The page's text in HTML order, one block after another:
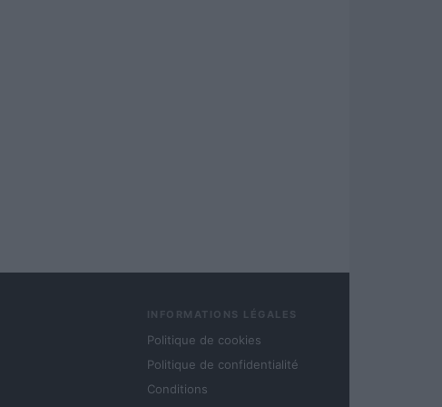
INFORMATIONS LÉGALES
Politique de cookies
Politique de confidentialité
Conditions